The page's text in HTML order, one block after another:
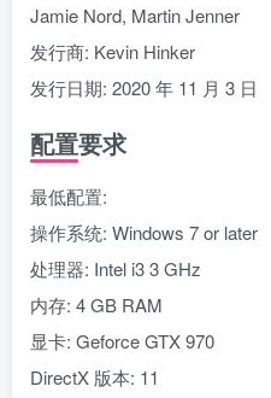
Jamie Nord, Martin Jenner
发行商: Kevin Hinker
发行日期: 2020 年 11 月 3 日
配置要求
最低配置:
操作系统: Windows 7 or later
处理器: Intel i3 3 GHz
内存: 4 GB RAM
显卡: Geforce GTX 970
DirectX 版本: 11